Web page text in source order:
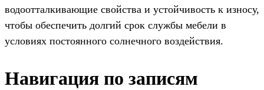
водоотталкивающие свойства и устойчивость к износу,
чтобы обеспечить долгий срок службы мебели в
условиях постоянного солнечного воздействия.
Навигация по записям